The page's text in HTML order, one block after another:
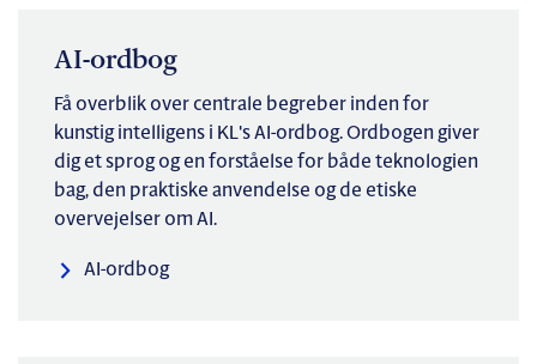
AI-ordbog
Få overblik over centrale begreber inden for
kunstig intelligens i KL's AI-ordbog. Ordbogen giver
dig et sprog og en forståelse for både teknologien
bag, den praktiske anvendelse og de etiske
overvejelser om AI.
AI-ordbog